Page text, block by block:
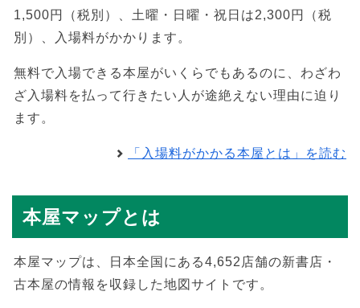
1,500円（税別）、土曜・日曜・祝日は2,300円（税
別）、入場料がかかります。
無料で入場できる本屋がいくらでもあるのに、わざわ
ざ入場料を払って行きたい人が途絶えない理由に迫り
ます。
「入場料がかかる本屋とは」を読む
本屋マップとは
本屋マップは、日本全国にある4,652店舗の新書店・
古本屋の情報を収録した地図サイトです。